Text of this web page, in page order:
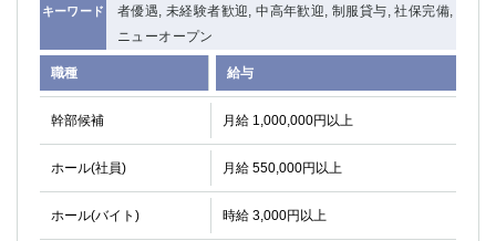
キーワード
者優遇, 未経験者歓迎, 中高年歓迎, 制服貸与, 社保完備,
ニューオープン
職種 給与
幹部候補 月給 1,000,000円以上
ホール(社員) 月給 550,000円以上
ホール(バイト) 時給 3,000円以上
大船
相模原
厚木
桜木町
埼玉県
大宮
南越谷
志木
川越
草加
南浦和